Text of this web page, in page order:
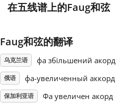
日本語
Polski
Русский
在五线谱上的Faug和弦
Faug和弦的翻译
乌克兰语 фа збільшений акорд
俄语 фа-увеличенный аккорд
保加利亚语 Фа увеличен акорд